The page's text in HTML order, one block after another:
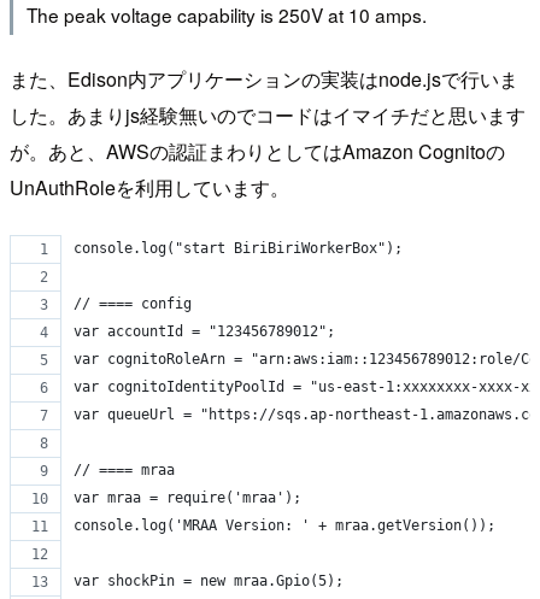
The peak voltage capability is 250V at 10 amps.
また、Edison内アプリケーションの実装はnode.jsで行いま
した。あまりjs経験無いのでコードはイマイチだと思います
が。あと、AWSの認証まわりとしてはAmazon Cognitoの
UnAuthRoleを利用しています。
console.log("start BiriBiriWorkerBox");
// ==== config
var accountId = "123456789012";
var cognitoRoleArn = "arn:aws:iam::123456789012:role/
var cognitoIdentityPoolId = "us-east-1:xxxxxxxx-xxxx-
var queueUrl = "https://sqs.ap-northeast-
// ==== mraa
var mraa = require('mraa');
console.log('MRAA Version: ' + mraa.getVersion());
var shockPin = new mraa.Gpio(5);